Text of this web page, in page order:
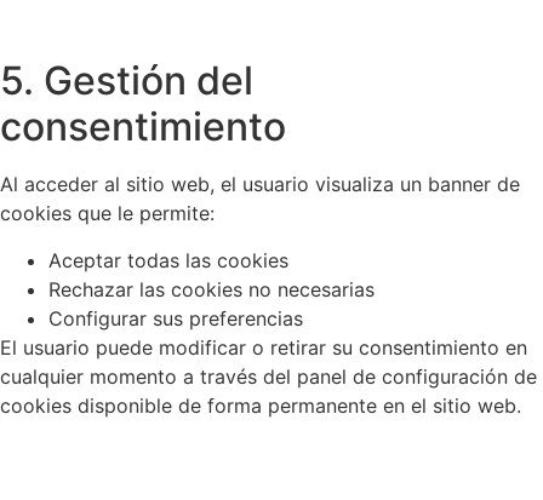
5. Gestión del
consentimiento
Al acceder al sitio web, el usuario visualiza un banner de
cookies que le permite:
Aceptar todas las cookies
Rechazar las cookies no necesarias
Configurar sus preferencias
El usuario puede modificar o retirar su consentimiento en
cualquier momento a través del panel de configuración de
cookies disponible de forma permanente en el sitio web.